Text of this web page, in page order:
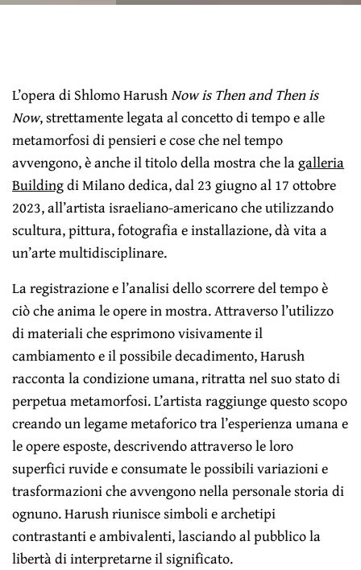
L’opera di Shlomo HarushNow is Then and Then is
Now, strettamente legata al concetto di tempo e alle
metamorfosi di pensieri e cose che nel tempo
avvengono, è anche il titolo della mostra che lagalleria
Buildingdi Milano dedica, dal 23 giugno al 17 ottobre
2023, all’artista israeliano-americano che utilizzando
scultura, pittura, fotografia e installazione, dà vita a
un’arte multidisciplinare.
La registrazione e l’analisi dello scorrere del tempo è
ciò che anima le opere in mostra. Attraverso l’utilizzo
di materiali che esprimono visivamente il
cambiamento e il possibile decadimento, Harush
racconta la condizione umana, ritratta nel suo stato di
perpetua metamorfosi. L’artista raggiunge questo scopo
creando un legame metaforico tra l’esperienza umana e
le opere esposte, descrivendo attraverso le loro
superfici ruvide e consumate le possibili variazioni e
trasformazioni che avvengono nella personale storia di
ognuno. Harush riunisce simboli e archetipi
contrastanti e ambivalenti, lasciando al pubblico la
libertà di interpretarne il significato.